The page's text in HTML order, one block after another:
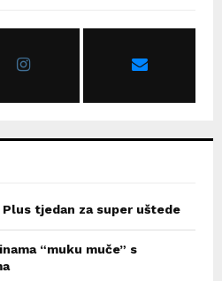
tjedan za super uštede
“muku muče” s